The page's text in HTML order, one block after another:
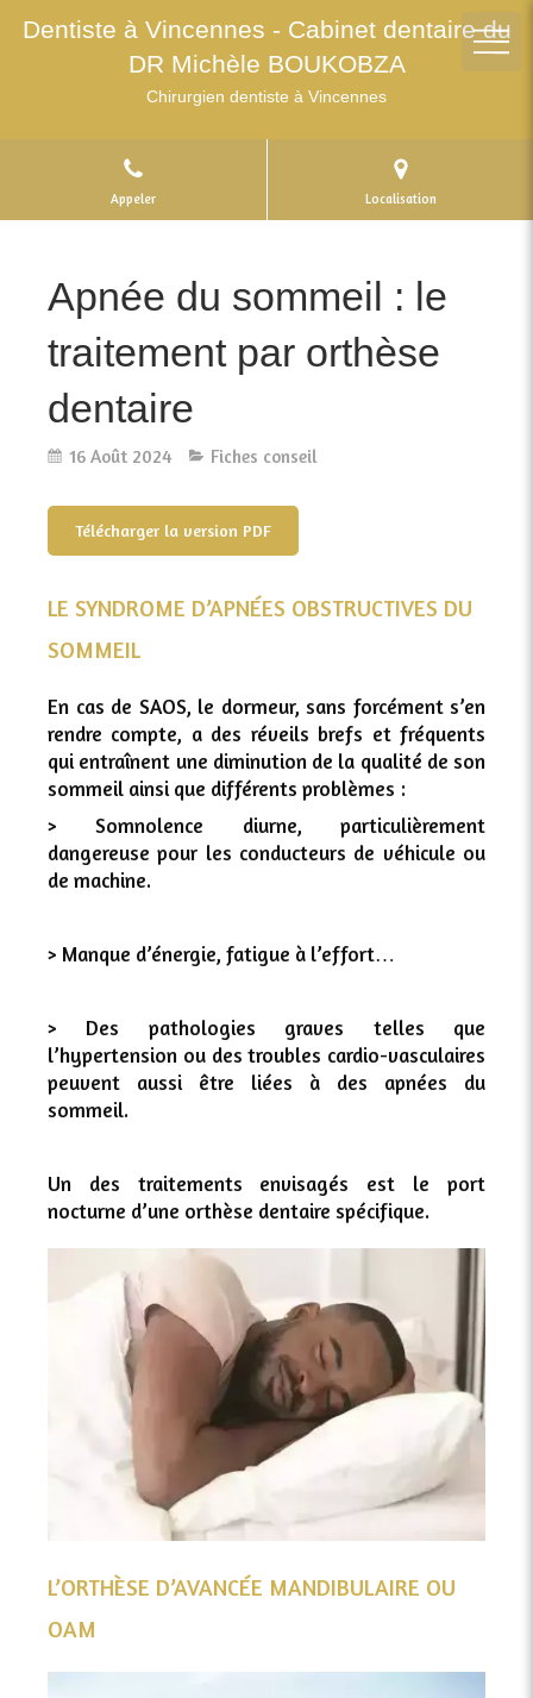
Dentiste à Vincennes - Cabinet dentaire du
DR Michèle BOUKOBZA
Chirurgien dentiste à Vincennes
Appeler Localisation
Apnée du sommeil : le
traitement par orthèse
dentaire
16 Août 2024 Fiches conseil
Télécharger la version PDF
LE SYNDROME D’APNÉES OBSTRUCTIVES DU
SOMMEIL
En cas de SAOS, le dormeur, sans forcément s’en
rendre compte, a des réveils brefs et fréquents
qui entraînent une diminution de la qualité de son
sommeil ainsi que différents problèmes :
> Somnolence diurne, particulièrement
dangereuse pour les conducteurs de véhicule ou
de machine.
> Manque d’énergie, fatigue à l’effort…
> Des pathologies graves telles que
l’hypertension ou des troubles cardio-vasculaires
peuvent aussi être liées à des apnées du
sommeil.
Un des traitements envisagés est le port
nocturne d’une orthèse dentaire spécifique.
L’ORTHÈSE D’AVANCÉE MANDIBULAIRE OU
OAM